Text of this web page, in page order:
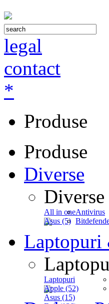
legal
contact
*
Produse
Produse
Diverse
Diverse
All in one
Asus (5)
Antivirus
Laptopuri
Laptopuri
Apple (52)
Asus (15)